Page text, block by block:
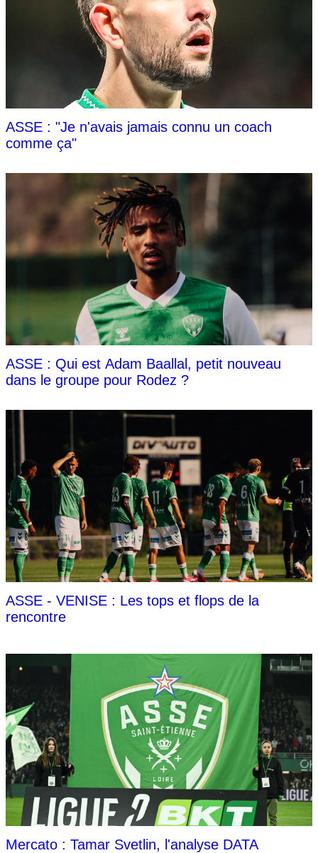
ASSE : "Je n'avais jamais connu un coach
comme ça"
ASSE : Qui est Adam Baallal, petit nouveau
dans le groupe pour Rodez ?
ASSE - VENISE : Les tops et flops de la
rencontre
Mercato : Tamar Svetlin, l'analyse DATA